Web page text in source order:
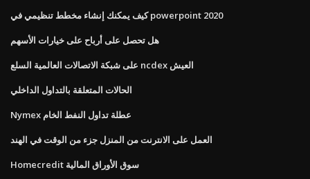
كيف يمكنك إنشاء مخطط تنظيمي في powerpoint 2020
هل تحصل على أرباح على خيارات الأسهم
على شبكة الاتصالات العالمية السلع ncdex العيش
الحالات المتعلقة بالتداول الداخلي
Nymex عطلة تداول النفط الخام
العمل على الانترنت من المنزل جزء من الوقت في الهند
Homecredit سوق الأوراق المالية